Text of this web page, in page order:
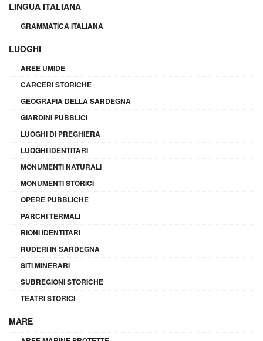
LINGUA ITALIANA
GRAMMATICA ITALIANA
LUOGHI
AREE UMIDE
CARCERI STORICHE
GEOGRAFIA DELLA SARDEGNA
GIARDINI PUBBLICI
LUOGHI DI PREGHIERA
LUOGHI IDENTITARI
MONUMENTI NATURALI
MONUMENTI STORICI
OPERE PUBBLICHE
PARCHI TERMALI
RIONI IDENTITARI
RUDERI IN SARDEGNA
SITI MINERARI
SUBREGIONI STORICHE
TEATRI STORICI
MARE